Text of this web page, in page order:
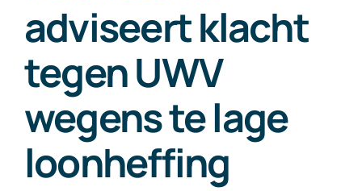
Exact Online
Neem contact op!
adviseert klacht
tegen UWV
wegens te lage
loonheffing